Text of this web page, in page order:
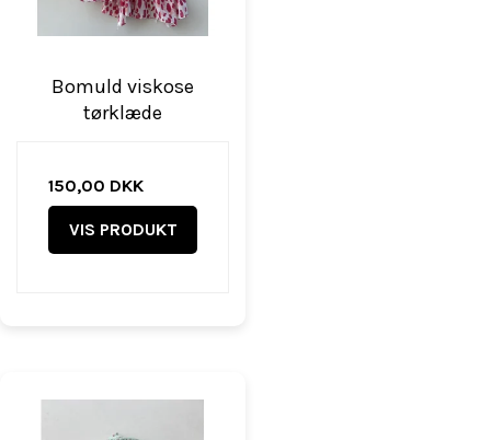
Bomuld viskose
tørklæde
150,00 DKK
VIS PRODUKT